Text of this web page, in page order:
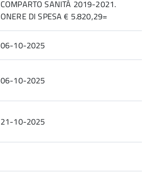
COMPARTO SANITÀ 2019-2021.
ONERE DI SPESA € 5.820,29=
06-10-2025
06-10-2025
21-10-2025